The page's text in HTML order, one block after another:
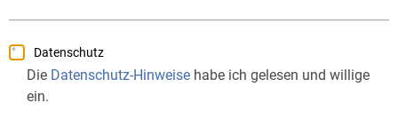
Datenschutz
Die Datenschutz-Hinweise habe ich gelesen und willige
ein.